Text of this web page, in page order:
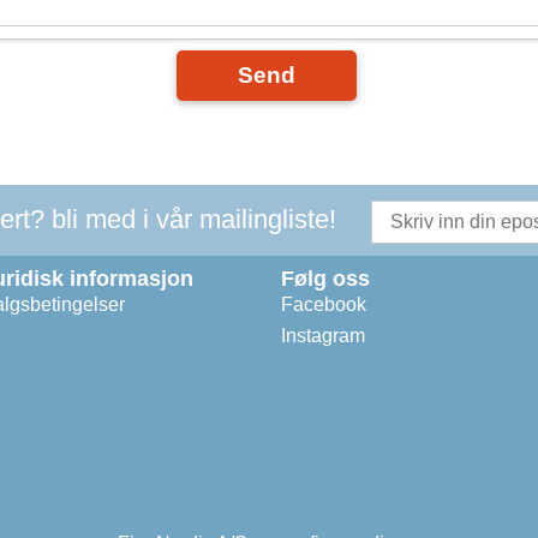
Send
bli med i vår mailingliste!
informasjon Følg oss
Facebook
Instagram